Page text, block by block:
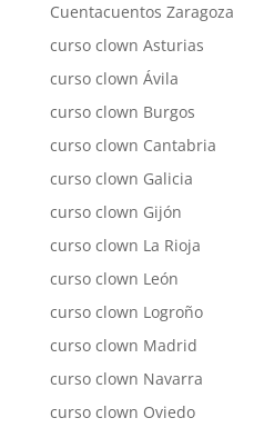
Cuentacuentos Zaragoza
curso clown Asturias
curso clown Ávila
curso clown Burgos
curso clown Cantabria
curso clown Galicia
curso clown Gijón
curso clown La Rioja
curso clown León
curso clown Logroño
curso clown Madrid
curso clown Navarra
curso clown Oviedo